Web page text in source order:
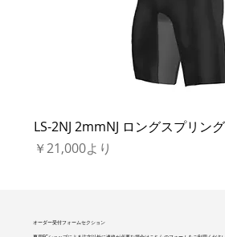
オーダー受付フォームセクション
LS-2NJ 2mmNJ ロングスプリン
￥21,000より
セール価格